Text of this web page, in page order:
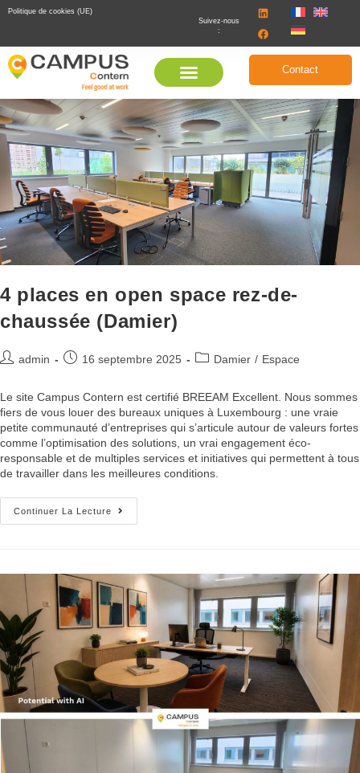
Politique de cookies (UE)
Suivez-nous
:
Contact
4 places en open space rez-de-
chaussée (Damier)
admin 16 septembre 2025 Damier / Espace
Le site Campus Contern est certifié BREEAM Excellent. Nous sommes
fiers de vous louer des bureaux uniques à Luxembourg : une vraie
petite communauté d’entreprises qui s’articule autour de valeurs fortes
comme l’optimisation des solutions, un vrai engagement éco-
responsable et de multiples services et initiatives qui permettent à tous
de travailler dans les meilleures conditions.
Continuer La Lecture